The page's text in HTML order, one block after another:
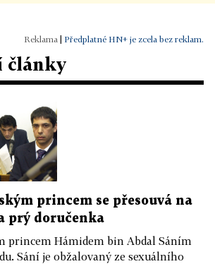
Předplatné HN+ je zcela bez reklam.
články
princem se přesouvá na
prý doručenka
princem Hámidem bin Abdal Sáním
Sání je obžalovaný ze sexuálního